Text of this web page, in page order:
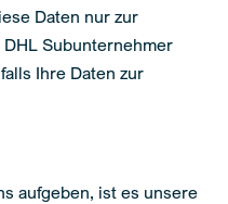
Daten nur zur
Subunternehmer
Ihre Daten zur
aufgeben, ist es unsere